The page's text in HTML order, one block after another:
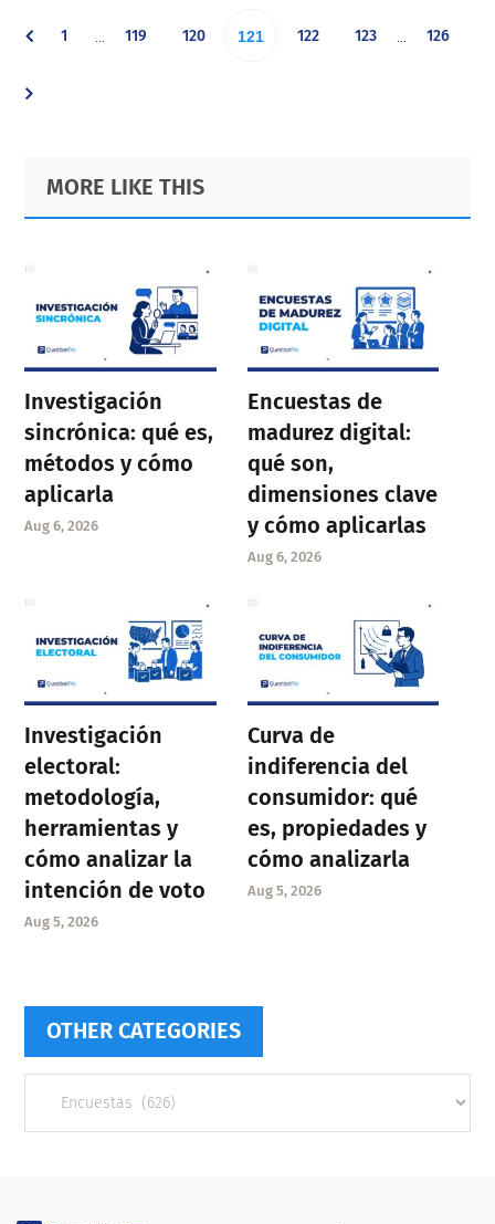
Go
1
pages
… Go
119 Go
120 Go
121 Go
122 Go
123
pages
… Go
126
Primary
Sidebar
Footer
MORE LIKE THIS
Investigación
sincrónica: qué es,
métodos y cómo
aplicarla
Aug 6, 2026
Encuestas de
madurez digital:
qué son,
dimensiones clave
y cómo aplicarlas
Aug 6, 2026
Investigación
electoral:
metodología,
herramientas y
cómo analizar la
intención de voto
Aug 5, 2026
Curva de
indiferencia del
consumidor: qué
es, propiedades y
cómo analizarla
Aug 5, 2026
OTHER CATEGORIES
categories